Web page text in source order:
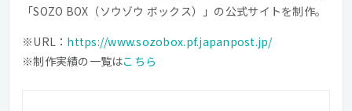
「SOZO BOX（ソウゾウ ボックス）」の公式サイトを制作。
※URL： https://www.sozobox.pf.japanpost.jp/
※制作実績の一覧はこちら